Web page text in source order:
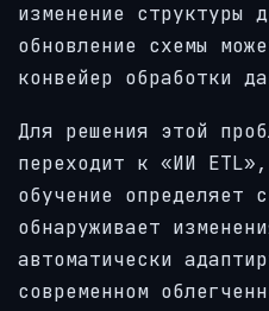
изменение структуры
обновление схемы
конвейер обработки
Для решения этой
переходит к «ИИ
обучение определяет
обнаруживает
автоматически
современном